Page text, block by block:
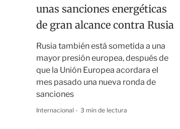
unas sanciones energéticas
de gran alcance contra Rusia
Rusia también está sometida a una
mayor presión europea, después de
que la Unión Europea acordara el
mes pasado una nueva ronda de
sanciones
Internacional 3 min de lectura